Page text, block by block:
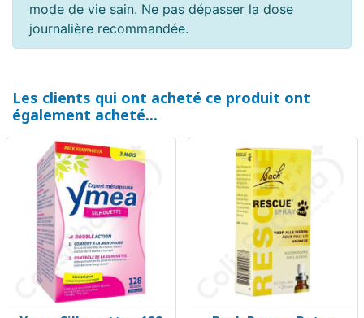
mode de vie sain. Ne pas dépasser la dose
journalière recommandée.
Les clients qui ont acheté ce produit ont
également acheté...